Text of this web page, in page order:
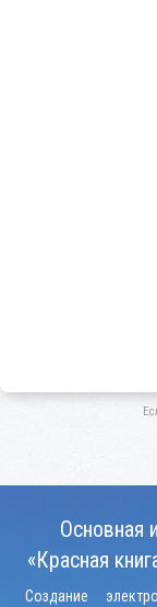
Основная
«Красная
Создание